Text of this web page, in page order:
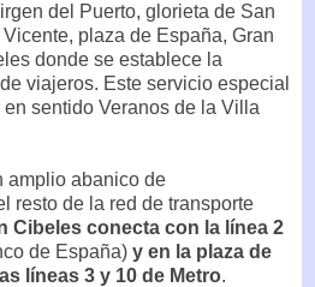
del Puerto, glorieta de San
plaza de España, Gran
donde se establece la
viajeros. Este servicio especial
sentido Veranos de la Villa
amplio abanico de
resto de la red de transporte
Cibeles conecta con la línea 2
de España) y en la plaza de
líneas 3 y 10 de Metro.